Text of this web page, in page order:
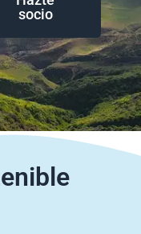
socio